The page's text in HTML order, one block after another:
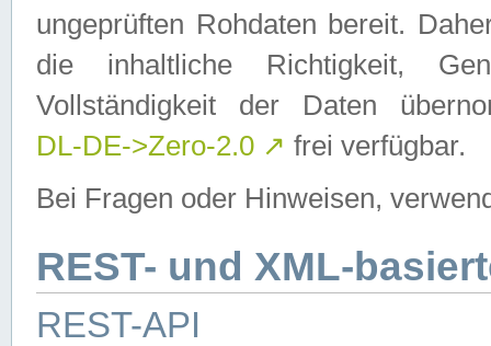
ungeprüften Rohdaten bereit.
die inhaltliche Richtigkeit,
Vollständigkeit der Daten
DL-DE->Zero-2.0 ↗ frei verfügbar.
Bei Fragen oder Hinweisen,
REST- und XML-
REST-API